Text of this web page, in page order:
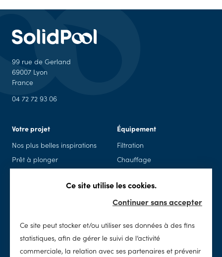
99 rue de Gerland
69007 Lyon
France
04 72 72 93 06
Votre projet
Nos plus belles inspirations
Prêt à plonger
Équipement
Filtration
Chauffage
Sécurité
Accessoires & loisirs
Entretien
Nettoyage
SolidPool
Ce site utilise les cookies.
Continuer sans accepter
Ce site peut stocker et/ou utiliser ses données à des fins
statistiques, afin de gérer le suivi de l’activité
commerciale, la relation avec ses partenaires et prévenir